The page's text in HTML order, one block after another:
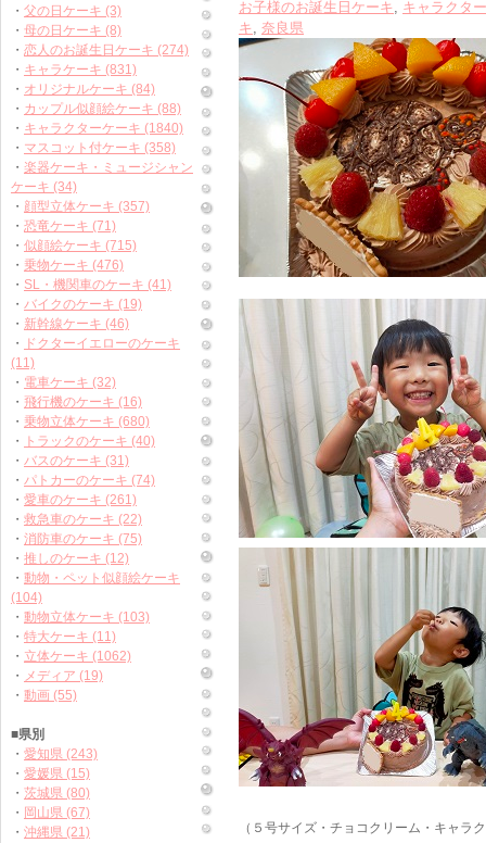
お子様のお誕生日ケーキ, キャラクタ
キ, 奈良県
（５号サイズ・チョコクリーム・キャラ
・ 父の日ケーキ (3)
・ 母の日ケーキ (8)
・ 恋人のお誕生日ケーキ (274)
・ キャラケーキ (831)
・ オリジナルケーキ (84)
・ カップル似顔絵ケーキ (88)
・ キャラクターケーキ (1840)
・ マスコット付ケーキ (358)
・ 楽器ケーキ・ミュージシャン
ケーキ (34)
・ 顔型立体ケーキ (357)
・ 恐竜ケーキ (71)
・ 似顔絵ケーキ (715)
・ 乗物ケーキ (476)
・ SL・機関車のケーキ (41)
・ バイクのケーキ (19)
・ 新幹線ケーキ (46)
・
ドクターイエローのケーキ
(11)
・ 電車ケーキ (32)
・ 飛行機のケーキ (16)
・ 乗物立体ケーキ (680)
・
トラックのケーキ (40)
・ バスのケーキ (31)
・ パトカーのケーキ (74)
・ 愛車のケーキ (261)
・ 救急車のケーキ (22)
・ 消防車のケーキ (75)
・ 推しのケーキ (12)
・ 動物・ペット似顔絵ケーキ
(104)
・ 動物立体ケーキ (103)
・ 特大ケーキ (11)
・ 立体ケーキ (1062)
・ メディア (19)
・ 動画 (55)
■県別
・ 愛知県 (243)
・ 愛媛県 (15)
・ 茨城県 (80)
・ 岡山県 (67)
・ 沖縄県 (21)